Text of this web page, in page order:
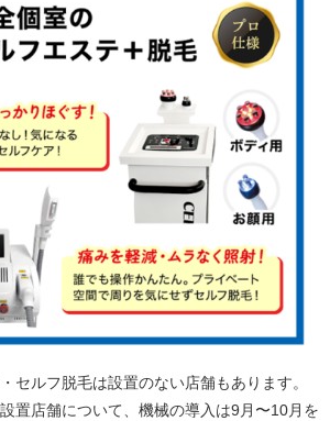
セルフ脱毛は設置のない店舗もあります。
置店舗について、機械の導入は9月〜10月を